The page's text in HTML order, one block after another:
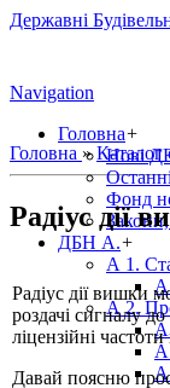
Державні
Navigation
Головна+
Нові
Фонд
ДБН А.+
А 1.
А
А 2.
А
А
А
Головна » Каталог
Радіус дії
Радіус дії вишки
роздачі сигналу
ліцензійні
Давай поясню